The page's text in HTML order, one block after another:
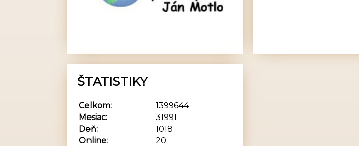
ŠTATISTIKY
Online: 20
Celkom:
1399644
Mesiac:
31991
Deň:
1018